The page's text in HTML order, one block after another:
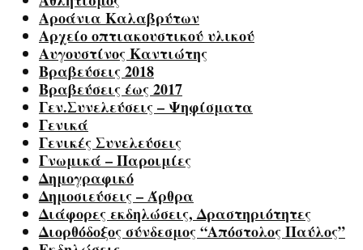
Αροάνια Καλαβρύτων
Αρχείο οπτιακουστικού υλικού
Αυγουστίνος Καντιώτης
Βραβεύσεις 2018
Βραβεύσεις έως 2017
Γεν.Συνελεύσεις – Ψηφίσματα
Γενικά
Γενικές Συνελεύσεις
Γνωμικά – Παροιμίες
Δημογραφικό
Δημοσιεύσεις – Άρθρα
Διάφορες εκδηλώσεις, Δραστηριότητες
Διορθόδοξος σύνδεσμος “Απόστολος Παύλος”